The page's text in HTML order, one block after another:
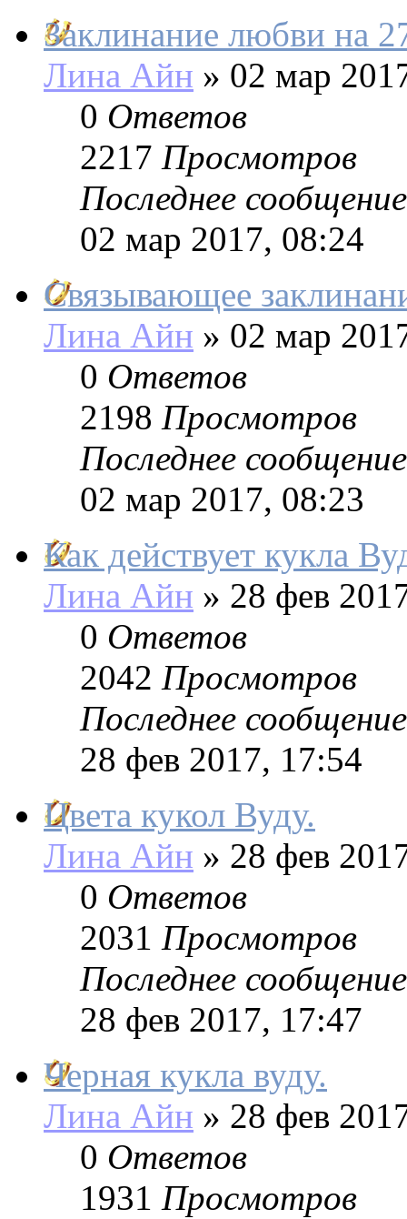
Заклинание любви на
Лина Айн » 02 мар
0 Ответов
2217 Просмотров
Последнее сообщение
02 мар 2017, 08:24
Связывающее
Лина Айн » 02 мар
0 Ответов
2198 Просмотров
Последнее сообщение
02 мар 2017, 08:23
Как действует кукла
Лина Айн » 28 фев
0 Ответов
2042 Просмотров
Последнее сообщение
28 фев 2017, 17:54
Цвета кукол Вуду.
Лина Айн » 28 фев
0 Ответов
2031 Просмотров
Последнее сообщение
28 фев 2017, 17:47
Черная кукла вуду.
Лина Айн » 28 фев
0 Ответов
1931 Просмотров